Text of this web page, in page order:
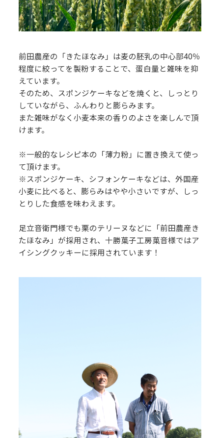
前田農産の「きたほなみ」は麦の胚乳の中心部40％
程度に絞ってを製粉することで、蛋白量と雑味を抑
えています。
そのため、スポンジケーキなどを焼くと、しっとり
していながら、ふんわりと膨らみます。
また雑味がなく小麦本来の香りのよさを楽しんで頂
けます。
※一般的なレシピ本の「薄力粉」に置き換えて使っ
て頂けます。
※スポンジケーキ、シフォンケーキなどは、外国産
小麦に比べると、膨らみはやや小さいですが、しっ
とりした食感を味わえます。
足立音衛門様でも栗のテリーヌなどに「前田農産き
たほなみ」が採用され、十勝菓子工房菓音様ではア
イシングクッキーに採用されています！